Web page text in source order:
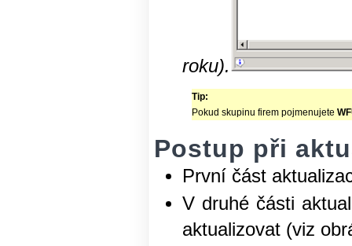
roku).
Tip:
Pokud skupinu firem pojmenujete
Postup při
První část
V druhé části
aktualizovat (viz